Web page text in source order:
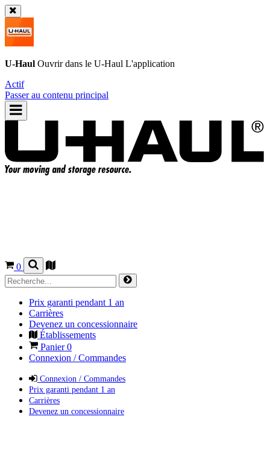
U-Haul Ouvrir dans le U-Haul L'application
Actif
Passer au contenu principal
0
Prix garanti pendant 1 an
Carrières
Devenez un concessionnaire
Établissements
Panier0
Connexion / Commandes
Connexion / Commandes
Prix garanti pendant 1 an
Carrières
Devenez un concessionnaire